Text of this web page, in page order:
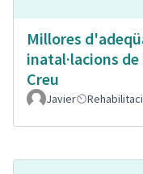
Millores
inatal·lacions
Creu
Javier